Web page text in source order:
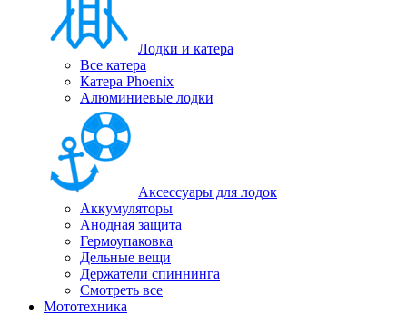
Лодки и катера
Все катера
Катера Phoenix
Алюминиевые лодки
Аксессуары для лодок
Аккумуляторы
Анодная защита
Гермоупаковка
Дельные вещи
Держатели спиннинга
Смотреть все
Мототехника